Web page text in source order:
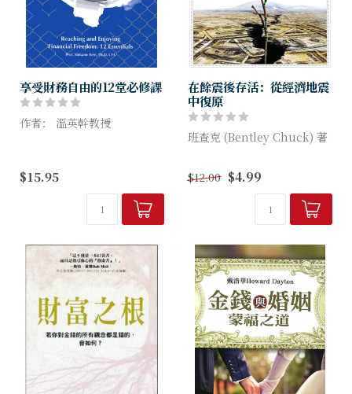
享受財務自由的12堂必修課
作者： 溫英幹教授
裝備，以應付各種與錢財有關
的問題與挑戰。
$15.95
在餘震後存活：從經濟地震
中復原
班查克 (Bentley Chuck) 著
經濟地震、金融風暴的實際行
動，包括四個堅強的防衛行動
和四個智慧的攻擊行動。而所
$12.00 $4.99